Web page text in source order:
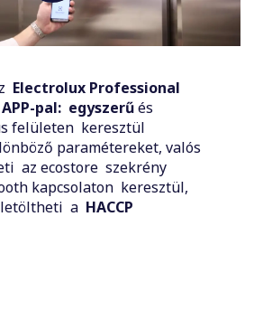
Electrolux Professional
APP-pal: egyszerűés
felületen keresztül
paramétereket, valós
az ecostore szekrény
kapcsolaton keresztül,
a HACCP